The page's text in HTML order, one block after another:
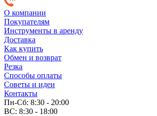
О компании
Покупателям
Инструменты в аренду
Доставка
Как купить
Обмен и возврат
Резка
Способы оплаты
Советы и идеи
Контакты
Пн-Сб: 8:30 - 20:00
ВС: 8:30 - 18:00